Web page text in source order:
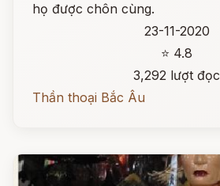
họ được chôn cùng.
23-11-2020
⭐ 4.8
3,292 lượt đọc
Thần thoại Bắc Âu